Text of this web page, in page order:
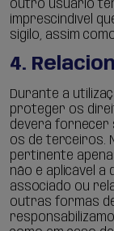
outro usuário
imprescindível
sigilo, assim
4.
Durante a
proteger os
deverá fornecer
os de terceiros.
pertinente
não é aplicável a
associado ou
outras formas